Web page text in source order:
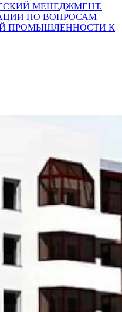
МЕНЕДЖМЕНТ.
ПО ВОПРОСАМ
ПРОМЫШЛЕННОСТИ К